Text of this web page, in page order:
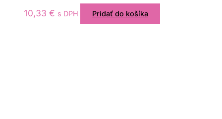
10,33 € s DPH Pridať do košíka